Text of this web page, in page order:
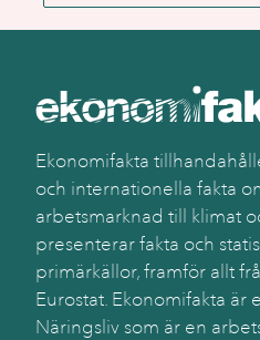
Ekonomifakta
och internationella fakta
arbetsmarknad till klimat
presenterar fakta och
primärkällor, framför allt
Eurostat. Ekonomifakta är
Näringsliv som är en